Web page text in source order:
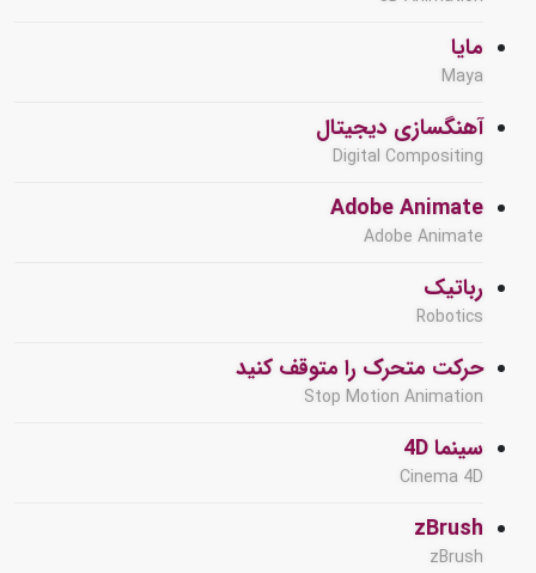
مایا
Maya
آهنگسازی دیجیتال
Digital Compositing
Adobe Animate
Adobe Animate
رباتیک
Robotics
حرکت متحرک را متوقف کنید
Stop Motion Animation
سینما 4D
Cinema 4D
zBrush
zBrush